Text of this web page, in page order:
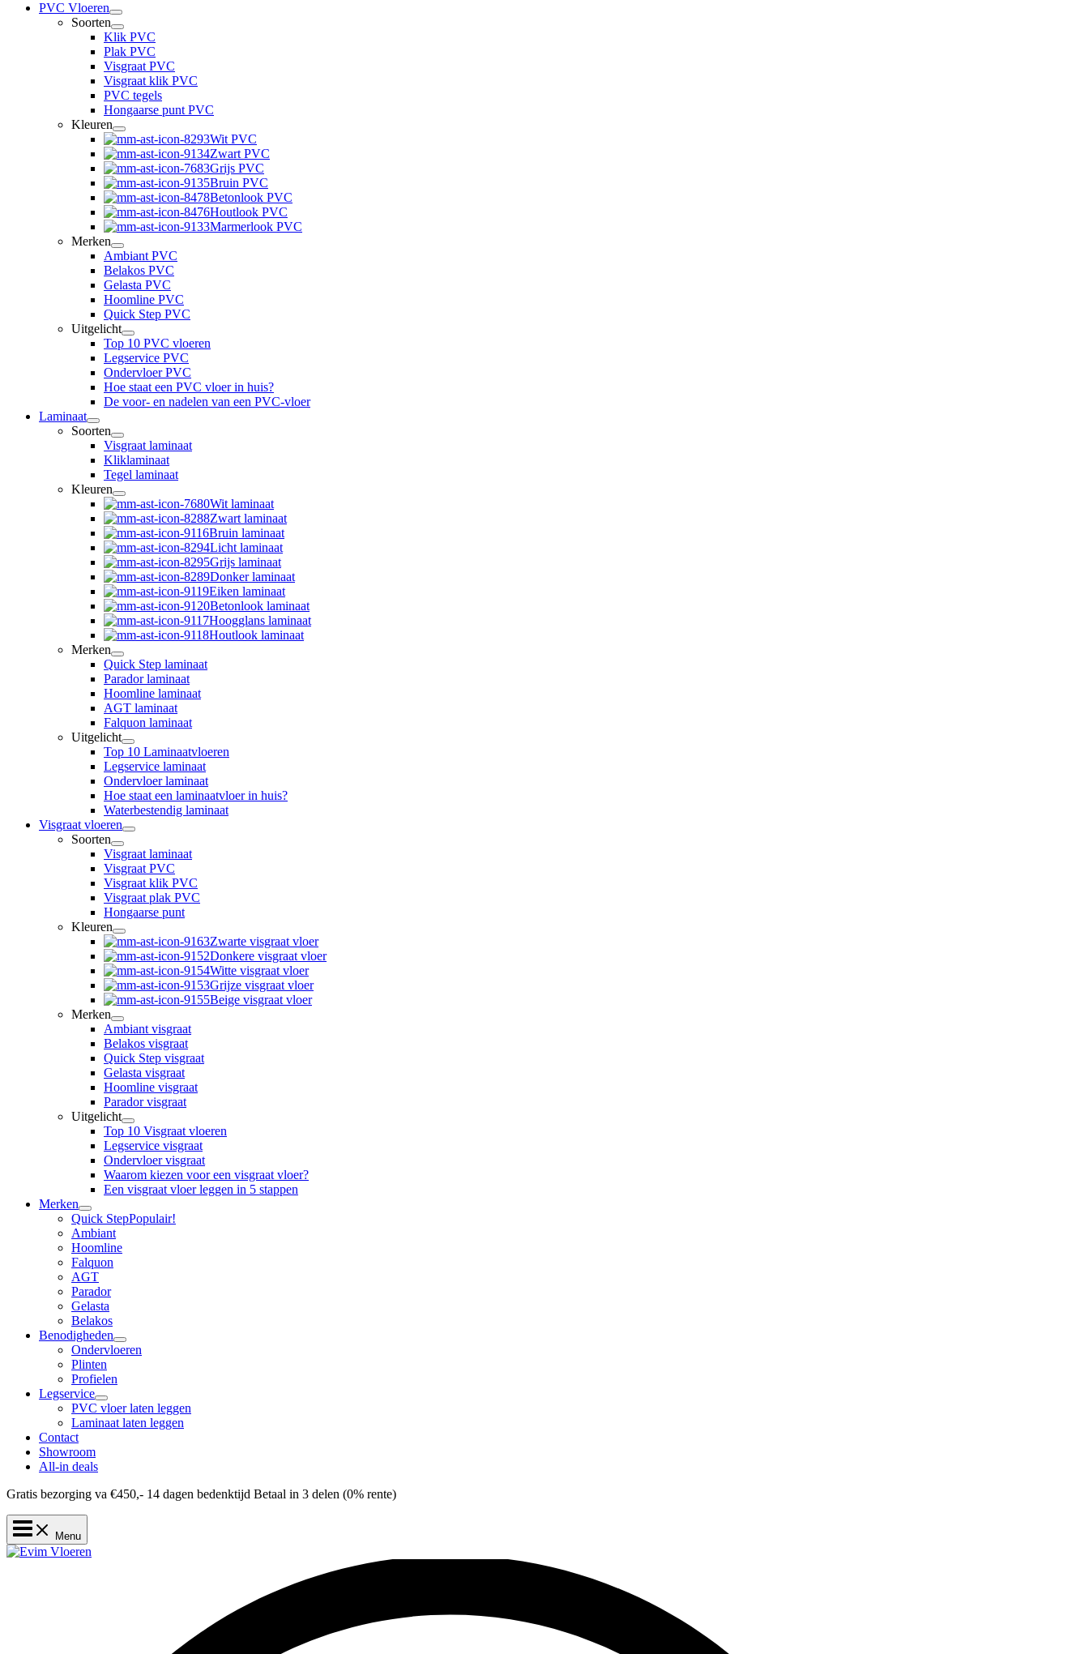
PVC Vloeren
Soorten
Klik PVC
Plak PVC
Visgraat PVC
Visgraat klik PVC
PVC tegels
Hongaarse punt PVC
Kleuren
Wit PVC
Zwart PVC
Grijs PVC
Bruin PVC
Betonlook PVC
Houtlook PVC
Marmerlook PVC
Merken
Ambiant PVC
Belakos PVC
Gelasta PVC
Hoomline PVC
Quick Step PVC
Uitgelicht
Top 10 PVC vloeren
Legservice PVC
Ondervloer PVC
Hoe staat een PVC vloer in huis?
De voor- en nadelen van een PVC-vloer
Laminaat
Soorten
Visgraat laminaat
Kliklaminaat
Tegel laminaat
Kleuren
Wit laminaat
Zwart laminaat
Bruin laminaat
Licht laminaat
Grijs laminaat
Donker laminaat
Eiken laminaat
Betonlook laminaat
Hoogglans laminaat
Houtlook laminaat
Merken
Quick Step laminaat
Parador laminaat
Hoomline laminaat
AGT laminaat
Falquon laminaat
Uitgelicht
Top 10 Laminaatvloeren
Legservice laminaat
Ondervloer laminaat
Hoe staat een laminaatvloer in huis?
Waterbestendig laminaat
Visgraat vloeren
Soorten
Visgraat laminaat
Visgraat PVC
Visgraat klik PVC
Visgraat plak PVC
Hongaarse punt
Kleuren
Zwarte visgraat vloer
Donkere visgraat vloer
Witte visgraat vloer
Grijze visgraat vloer
Beige visgraat vloer
Merken
Ambiant visgraat
Belakos visgraat
Quick Step visgraat
Gelasta visgraat
Hoomline visgraat
Parador visgraat
Uitgelicht
Top 10 Visgraat vloeren
Legservice visgraat
Ondervloer visgraat
Waarom kiezen voor een visgraat vloer?
Een visgraat vloer leggen in 5 stappen
Merken
Quick StepPopulair!
Ambiant
Hoomline
Falquon
AGT
Parador
Gelasta
Belakos
Benodigheden
Ondervloeren
Plinten
Profielen
Legservice
PVC vloer laten leggen
Laminaat laten leggen
Contact
Showroom
All-in deals
Gratis bezorging va €450,- 14 dagen bedenktijd Betaal in 3 delen (0% rente)
Menu